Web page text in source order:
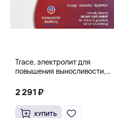
Trace, электролит для
повышения выносливости,
и черники, 30 пакетиков по 5 г
(0,18 унции)
2 291 ₽
КУПИТЬ